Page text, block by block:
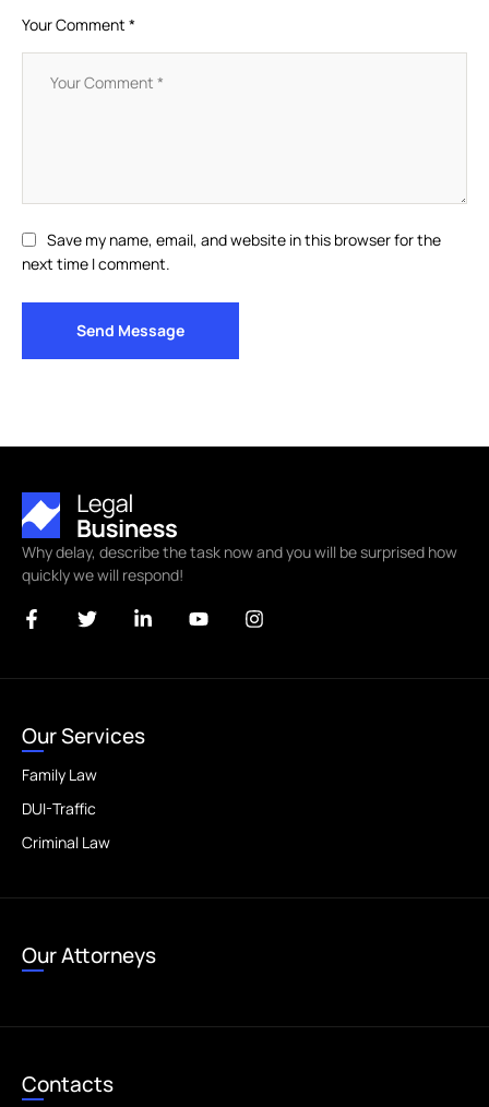
Your Comment *
Save my name, email, and website in this browser for the
next time I comment.
Send Message
Why delay, describe the task now and you will be surprised how
quickly we will respond!
Our Services
Family Law
DUI-Traffic
Criminal Law
Our Attorneys
Contacts